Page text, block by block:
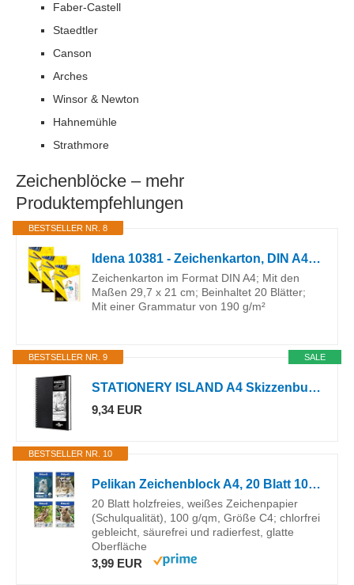
Faber-Castell
Staedtler
Canson
Arches
Winsor & Newton
Hahnemühle
Strathmore
Zeichenblöcke – mehr
Produktempfehlungen
BESTSELLER NR. 8
Idena 10381 - Zeichenkarton, DIN A4, 20 Blatt, 190 g/m², 3 Stück
Zeichenkarton im Format DIN A4; Mit den
Maßen 29,7 x 21 cm; Beinhaltet 20 Blätter;
Mit einer Grammatur von 190 g/m²
SALE
BESTSELLER NR. 9
STATIONERY ISLAND A4 Skizzenbuch, 200 g/m² Dickes Papier, Spiralgebundener Zeichenbuch A4 Hardcover, Skizzenblock zum Skizzieren, Illustration, Porträt, 50 Blatt/100 Seiten
9,34 EUR
BESTSELLER NR. 10
Pelikan Zeichenblock A4, 20 Blatt 100g weißes Papier, 1 Stück, (Motive sortiert - keine Auswahl möglich)
20 Blatt holzfreies, weißes Zeichenpapier
(Schulqualität), 100 g/qm, Größe C4; chlorfrei
gebleicht, säurefrei und radierfest, glatte
Oberfläche
3,99 EUR